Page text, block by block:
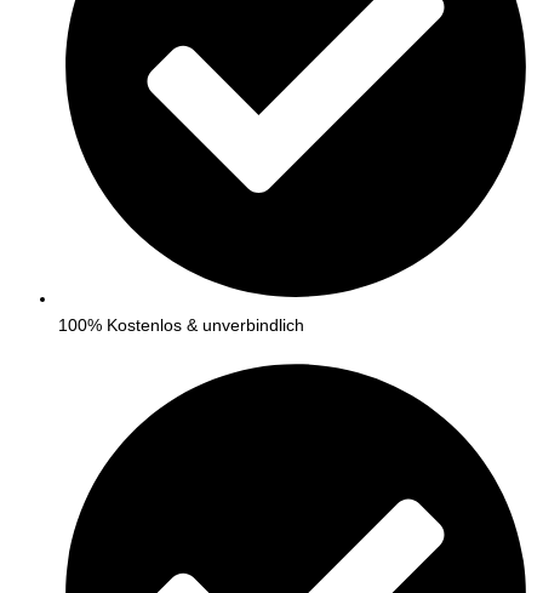
100% Kostenlos & unverbindlich